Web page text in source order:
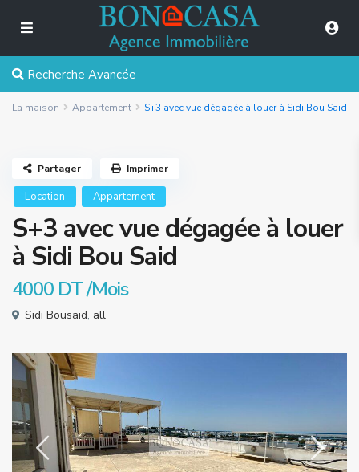
Recherche Avancée
La maison Appartement S+3 avec vue dégagée à louer à Sidi Bou Said
Location Appartement
S+3 avec vue dégagée à louer
à Sidi Bou Said
4000 DT/Mois
Sidi Bousaid, all
Partager Imprimer